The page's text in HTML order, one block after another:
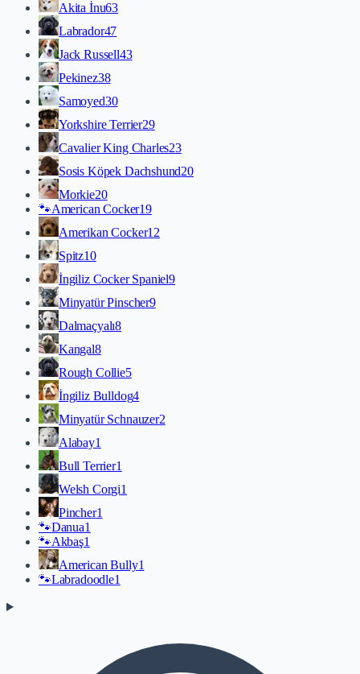
Akita İnu63
Labrador47
Jack Russell43
Pekinez38
Samoyed30
Yorkshire Terrier29
Cavalier King Charles23
Sosis Köpek Dachshund20
Morkie20
🐾American Cocker19
Amerikan Cocker12
Spitz10
İngiliz Cocker Spaniel9
Minyatür Pinscher9
Dalmaçyalı8
Kangal8
Rough Collie5
İngiliz Bulldog4
Minyatür Schnauzer2
Alabay1
Bull Terrier1
Welsh Corgi1
Pincher1
🐾Danua1
🐾Akbaş1
American Bully1
🐾Labradoodle1